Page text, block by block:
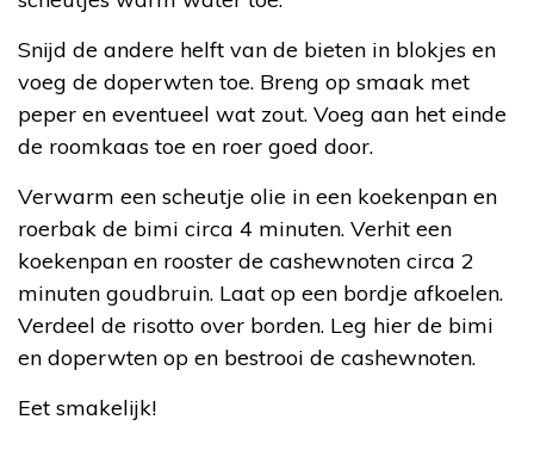
Snijd de andere helft van de bieten in blokjes en
voeg de doperwten toe. Breng op smaak met
peper en eventueel wat zout. Voeg aan het einde
de roomkaas toe en roer goed door.
Verwarm een scheutje olie in een koekenpan en
roerbak de bimi circa 4 minuten. Verhit een
koekenpan en rooster de cashewnoten circa 2
minuten goudbruin. Laat op een bordje afkoelen.
Verdeel de risotto over borden. Leg hier de bimi
en doperwten op en bestrooi de cashewnoten.
Eet smakelijk!